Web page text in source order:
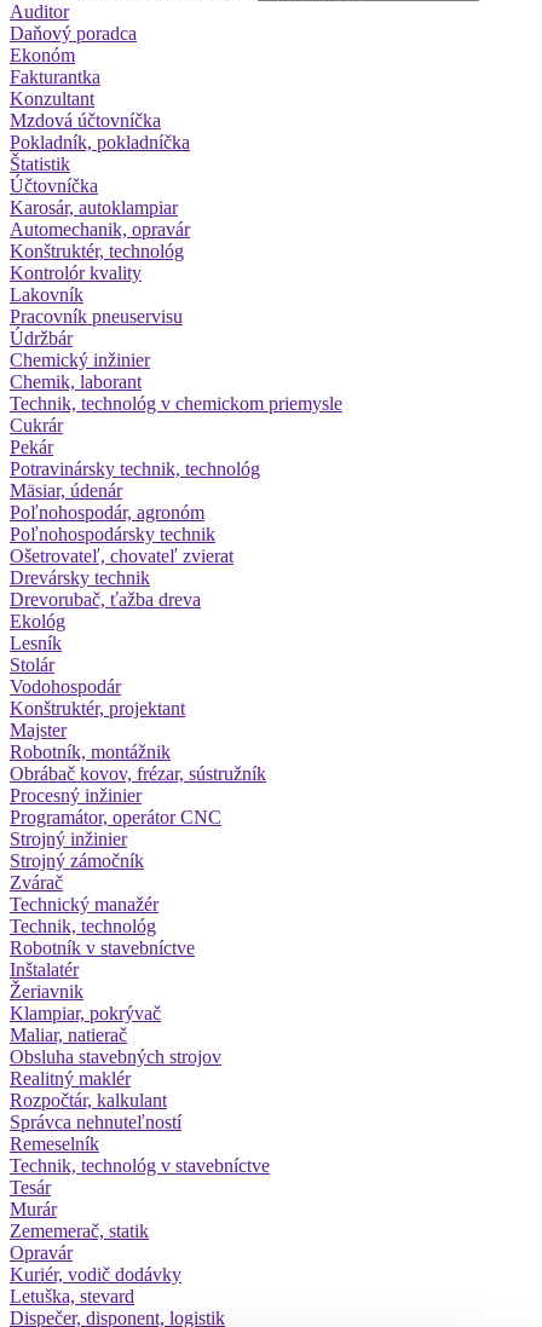
Auditor
Daňový poradca
Ekonóm
Fakturantka
Konzultant
Mzdová účtovníčka
Pokladník, pokladníčka
Štatistik
Účtovníčka
Karosár, autoklampiar
Automechanik, opravár
Konštruktér, technológ
Kontrolór kvality
Lakovník
Pracovník pneuservisu
Údržbár
Chemický inžinier
Chemik, laborant
Technik, technológ v chemickom priemysle
Cukrár
Pekár
Potravinársky technik, technológ
Mäsiar, údenár
Poľnohospodár, agronóm
Poľnohospodársky technik
Ošetrovateľ, chovateľ zvierat
Drevársky technik
Drevorubač, ťažba dreva
Ekológ
Lesník
Stolár
Vodohospodár
Konštruktér, projektant
Majster
Robotník, montážnik
Obrábač kovov, frézar, sústružník
Procesný inžinier
Programátor, operátor CNC
Strojný inžinier
Strojný zámočník
Zvárač
Technický manažér
Technik, technológ
Robotník v stavebníctve
Inštalatér
Žeriavnik
Klampiar, pokrývač
Maliar, natierač
Obsluha stavebných strojov
Realitný maklér
Rozpočtár, kalkulant
Správca nehnuteľností
Remeselník
Technik, technológ v stavebníctve
Tesár
Murár
Zememerač, statik
Opravár
Kuriér, vodič dodávky
Letuška, stevard
Dispečer, disponent, logistik